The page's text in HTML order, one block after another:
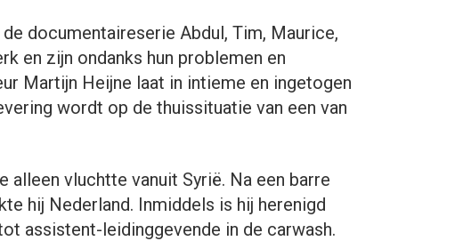
documentaireserie Abdul, Tim, Maurice,
en zijn ondanks hun problemen en
Martijn Heijne laat in intieme en ingetogen
wordt op de thuissituatie van een van
vluchtte vanuit Syrië. Na een barre
hij Nederland. Inmiddels is hij herenigd
assistent-leidinggevende in de carwash.